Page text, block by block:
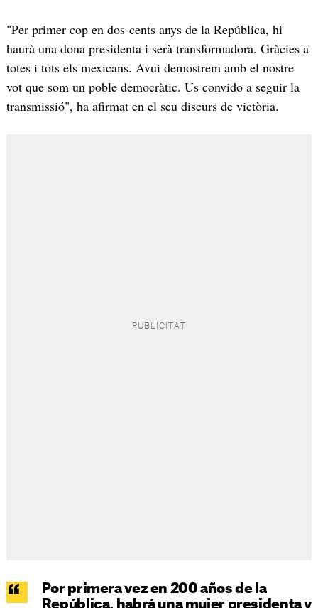
"Per primer cop en dos-cents anys de la República, hi
haurà una dona presidenta i serà transformadora. Gràcies a
totes i tots els mexicans. Avui demostrem amb el nostre
vot que som un poble democràtic. Us convido a seguir la
transmissió", ha afirmat en el seu discurs de victòria.
Por primera vez en 200 años de la
República, habrá una mujer presidenta y